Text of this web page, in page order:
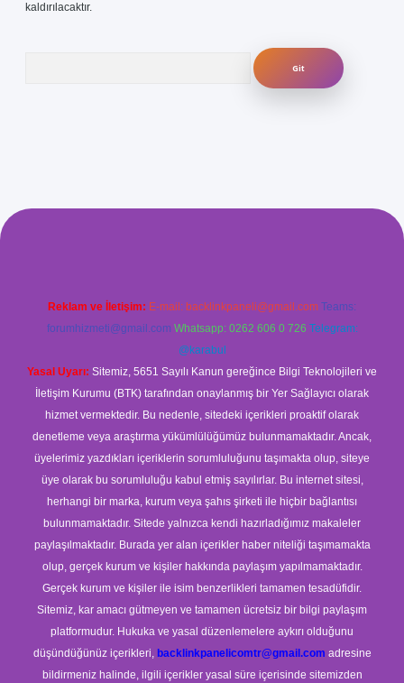
kaldırılacaktır.
Reklam ve İletişim: E-mail: backlinkpaneli@gmail.com Teams:
forumhizmeti@gmail.com Whatsapp: 0262 606 0 726 Telegram:
@karabul
Yasal Uyarı: Sitemiz, 5651 Sayılı Kanun gereğince Bilgi Teknolojileri ve
İletişim Kurumu (BTK) tarafından onaylanmış bir Yer Sağlayıcı olarak
hizmet vermektedir. Bu nedenle, sitedeki içerikleri proaktif olarak
denetleme veya araştırma yükümlülüğümüz bulunmamaktadır. Ancak,
üyelerimiz yazdıkları içeriklerin sorumluluğunu taşımakta olup, siteye
üye olarak bu sorumluluğu kabul etmiş sayılırlar. Bu internet sitesi,
herhangi bir marka, kurum veya şahıs şirketi ile hiçbir bağlantısı
bulunmamaktadır. Sitede yalnızca kendi hazırladığımız makaleler
paylaşılmaktadır. Burada yer alan içerikler haber niteliği taşımamakta
olup, gerçek kurum ve kişiler hakkında paylaşım yapılmamaktadır.
Gerçek kurum ve kişiler ile isim benzerlikleri tamamen tesadüfidir.
Sitemiz, kar amacı gütmeyen ve tamamen ücretsiz bir bilgi paylaşım
platformudur. Hukuka ve yasal düzenlemelere aykırı olduğunu
düşündüğünüz içerikleri, backlinkpanelicomtr@gmail.com adresine
bildirmeniz halinde, ilgili içerikler yasal süre içerisinde sitemizden